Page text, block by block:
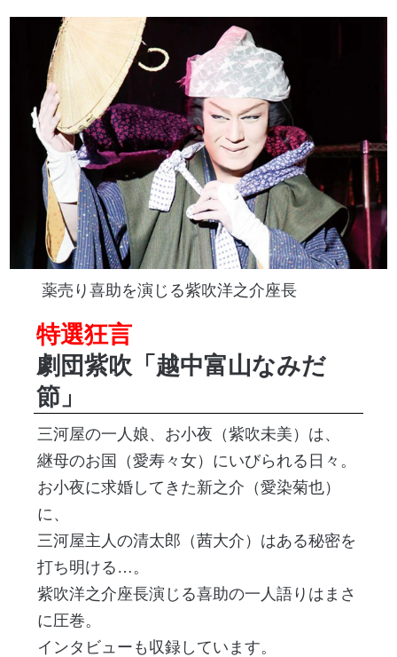
薬売り喜助を演じる紫吹洋之介座長
特選狂言
劇団紫吹「越中富山なみだ
節」
三河屋の一人娘、お小夜（紫吹未美）は、
継母のお国（愛寿々女）にいびられる日々。
お小夜に求婚してきた新之介（愛染菊也）
に、
三河屋主人の清太郎（茜大介）はある秘密を
打ち明ける…。
紫吹洋之介座長演じる喜助の一人語りはまさ
に圧巻。
インタビューも収録しています。